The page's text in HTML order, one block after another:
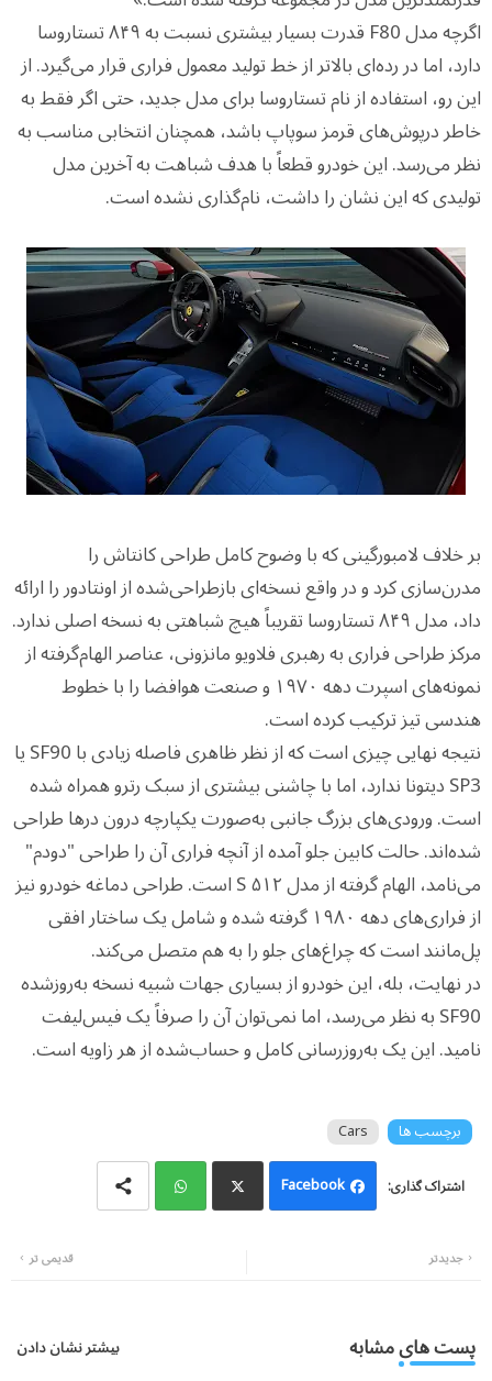
اگرچه مدل F80 قدرت بسیار بیشتری نسبت به ۸۴۹ تستاروسا
دارد، اما در رده‌ای بالاتر از خط تولید معمول فراری قرار می‌گیرد. از
این رو، استفاده از نام تستاروسا برای مدل جدید، حتی اگر فقط به
خاطر درپوش‌های قرمز سوپاپ باشد، همچنان انتخابی مناسب به
نظر می‌رسد. این خودرو قطعاً با هدف شباهت به آخرین مدل
تولیدی که این نشان را داشت، نام‌گذاری نشده است.
بر خلاف لامبورگینی که با وضوح کامل طراحی کانتاش را
مدرن‌سازی کرد و در واقع نسخه‌ای بازطراحی‌شده از اونتادور را ارائه
داد، مدل ۸۴۹ تستاروسا تقریباً هیچ شباهتی به نسخه اصلی ندارد.
مرکز طراحی فراری به رهبری فلاویو مانزونی، عناصر الهام‌گرفته از
نمونه‌های اسپرت دهه ۱۹۷۰ و صنعت هوافضا را با خطوط
هندسی تیز ترکیب کرده است.
نتیجه نهایی چیزی است که از نظر ظاهری فاصله زیادی با SF90 یا
SP3 دیتونا ندارد، اما با چاشنی بیشتری از سبک رترو همراه شده
است. ورودی‌های بزرگ جانبی به‌صورت یکپارچه درون درها طراحی
شده‌اند. حالت کابین جلو آمده از آنچه فراری آن را طراحی "دو‌دم"
می‌نامد، الهام گرفته از مدل ۵۱۲ S است. طراحی دماغه خودرو نیز
از فراری‌های دهه ۱۹۸۰ گرفته شده و شامل یک ساختار افقی
پل‌مانند است که چراغ‌های جلو را به هم متصل می‌کند.
در نهایت، بله، این خودرو از بسیاری جهات شبیه نسخه به‌روزشده
SF90 به نظر می‌رسد، اما نمی‌توان آن را صرفاً یک فیس‌لیفت
نامید. این یک به‌روزرسانی کامل و حساب‌شده از هر زاویه است.
برچسب ها
Cars
Facebook
جدیدتر قدیمی تر
پست های مشابه بیشتر نشان دادن